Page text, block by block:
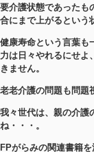
要介護状態であったも
合にまで上がるという
健康寿命という言葉も
力は日々やれるにせよ
きません。
老老介護の問題も問題
我々世代は、親の介護
ね・・・。
FPがらみの関連書籍